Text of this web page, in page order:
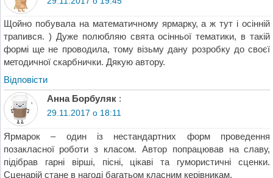
Щойно побувала на математичному ярмарку, а ж тут і осінній
трапився. ) Дуже полюбляю свята осінньої тематики, в такій
формі ще не проводила, тому візьму дану розробку до своєї
методичної скарбнички. Дякую автору.
Відповіcти
Анна Борбуляк :
29.11.2017 о 18:11
Ярмарок – один із нестандартних форм проведення
позакласної роботи з класом. Автор попрацював на славу,
підібрав гарні вірші, пісні, цікаві та гумористичні сценки.
Сценарій стане в нагоді багатьом класним керівникам.